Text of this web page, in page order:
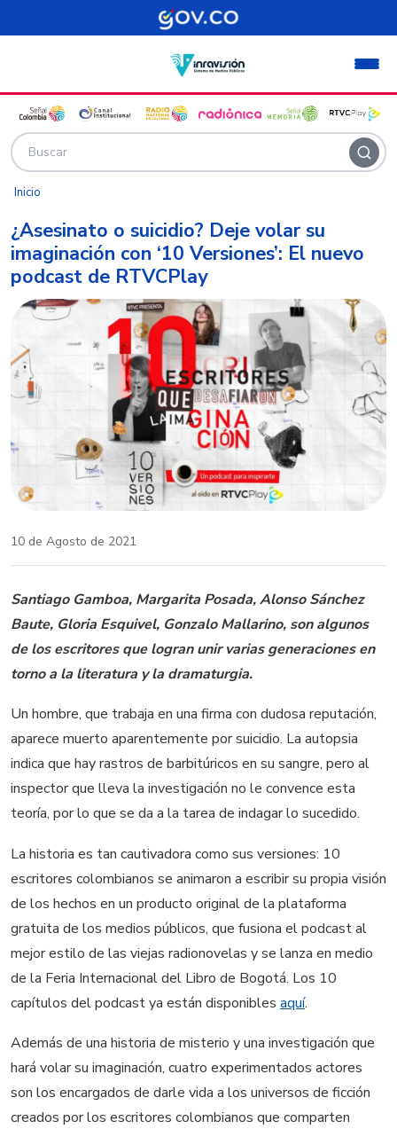
Pasar al contenido principal
Inicio
¿Asesinato o suicidio? Deje volar su
imaginación con ‘10 Versiones’: El nuevo
podcast de RTVCPlay
10 de Agosto de 2021
Santiago Gamboa, Margarita Posada, Alonso Sánchez
Baute, Gloria Esquivel, Gonzalo Mallarino, son algunos
de los escritores que logran unir varias generaciones en
torno a la literatura y la dramaturgia.
Un hombre, que trabaja en una firma con dudosa reputación,
aparece muerto aparentemente por suicidio. La autopsia
indica que hay rastros de barbitúricos en su sangre, pero al
inspector que lleva la investigación no le convence esta
teoría, por lo que se da a la tarea de indagar lo sucedido.
La historia es tan cautivadora como sus versiones: 10
escritores colombianos se animaron a escribir su propia visión
de los hechos en un producto original de la plataforma
gratuita de los medios públicos, que fusiona el podcast al
mejor estilo de las viejas radionovelas y se lanza en medio
de la Feria Internacional del Libro de Bogotá. Los 10
capítulos del podcast ya están disponibles aquí.
Además de una historia de misterio y una investigación que
hará volar su imaginación, cuatro experimentados actores
son los encargados de darle vida a los universos de ficción
creados por los escritores colombianos que comparten